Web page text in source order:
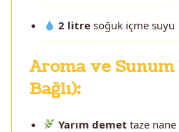
2 litre soğuk içme suyu
Aroma ve
Bağlı):
Yarım demet taze nane